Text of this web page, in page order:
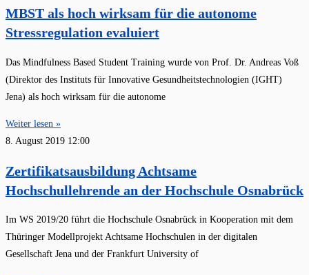
MBST als hoch wirksam für die autonome
Stressregulation evaluiert
Das Mindfulness Based Student Training wurde von Prof. Dr. Andreas Voß
(Direktor des Instituts für Innovative Gesundheitstechnologien (IGHT)
Jena) als hoch wirksam für die autonome
Weiter lesen »
8. August 2019 12:00
Zertifikatsausbildung Achtsame
Hochschullehrende an der Hochschule Osnabrück
Im WS 2019/20 führt die Hochschule Osnabrück in Kooperation mit dem
Thüringer Modellprojekt Achtsame Hochschulen in der digitalen
Gesellschaft Jena und der Frankfurt University of